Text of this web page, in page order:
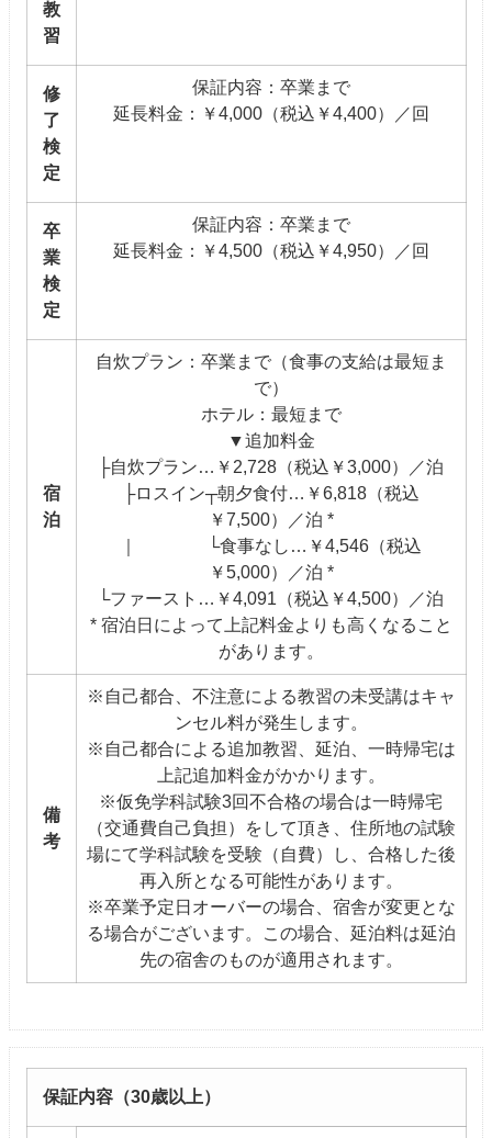
教
習
修
了
検
定
保証内容：卒業まで
延長料金：￥4,000（税込￥4,400）／回
卒
業
検
定
保証内容：卒業まで
延長料金：￥4,500（税込￥4,950）／回
宿
泊
自炊プラン：卒業まで（食事の支給は最短ま
で）
ホテル：最短まで
▼追加料金
├自炊プラン…￥2,728（税込￥3,000）／泊
├ロスイン┬朝夕食付…￥6,818（税込
￥7,500）／泊 *
｜ └食事なし…￥4,546（税込
￥5,000）／泊 *
└ファースト…￥4,091（税込￥4,500）／泊
* 宿泊日によって上記料金よりも高くなること
があります。
備
考
※自己都合、不注意による教習の未受講はキャ
ンセル料が発生します。
※自己都合による追加教習、延泊、一時帰宅は
上記追加料金がかかります。
※仮免学科試験3回不合格の場合は一時帰宅
（交通費自己負担）をして頂き、住所地の試験
場にて学科試験を受験（自費）し、合格した後
再入所となる可能性があります。
※卒業予定日オーバーの場合、宿舎が変更とな
る場合がございます。この場合、延泊料は延泊
先の宿舎のものが適用されます。
保証内容（30歳以上）